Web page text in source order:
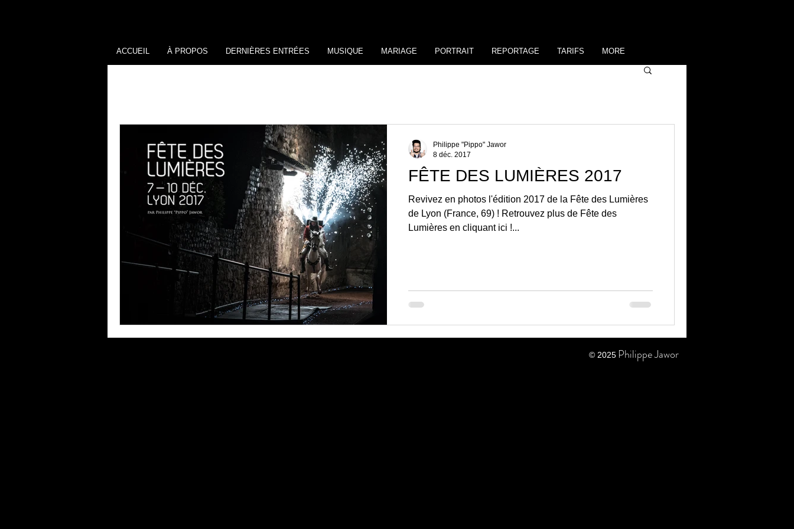
ACCUEIL À PROPOS DERNIÈRES ENTRÉES MUSIQUE MARIAGE PORTRAIT REPORTAGE TARIFS MORE
FÊTE DES LUMIÈRES 2017
Revivez en photos l'édition 2017 de la Fête des Lumières
de Lyon (France, 69) ! Retrouvez plus de Fête des
Lumières en cliquant ici !...
Philippe "Pippo" Jawor
8 déc. 2017
© 2025 Philippe Jawor